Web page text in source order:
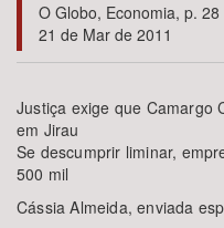
Tema
Subtema
Área de Levantamento
Área Protegida
O Globo, Economia, p. 28
21 de Mar de 2011
Justiça exige que Camargo
em Jirau
Se descumprir liminar,
500 mil
Cássia Almeida, enviada